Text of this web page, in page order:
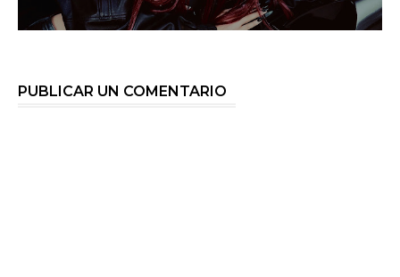
PUBLICAR UN COMENTARIO